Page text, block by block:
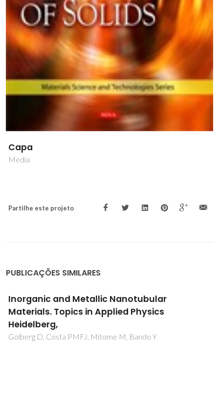
Capa
Media
Partilhe este projeto
PUBLICAÇÕES SIMILARES
Inorganic and Metallic Nanotubular
Materials. Topics in Applied Physics
Heidelberg,
Golberg D, Costa PMFJ, Mitome M, Bando Y